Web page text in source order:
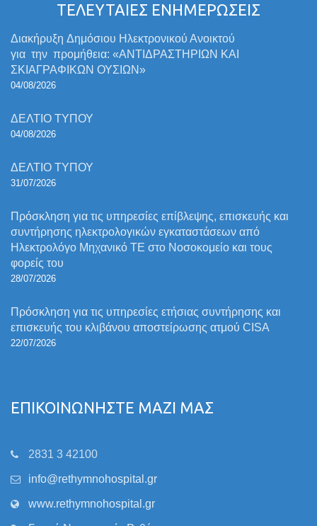
ΤΕΛΕΥΤΑΙΕΣ ΕΝΗΜΕΡΩΣΕΙΣ
Διακήρυξη Δημόσιου Ηλεκτρονικού Ανοικτού
για την προμήθεια: «ΑΝΤΙΔΡΑΣΤΗΡΙΩΝ ΚΑΙ
ΣΚΙΑΓΡΑΦΙΚΩΝ ΟΥΣΙΩΝ»
04/08/2026
ΔΕΛΤΙΟ ΤΥΠΟΥ
04/08/2026
ΔΕΛΤΙΟ ΤΥΠΟΥ
31/07/2026
Πρόσκληση για τις υπηρεσίες επίβλεψης, επισκευής και
συντήρησης ηλεκτρολογικών εγκαταστάσεων από
Ηλεκτρολόγο Μηχανικό ΤΕ στο Νοσοκομείο και τους
φορείς του
28/07/2026
Πρόσκληση για τις υπηρεσίες ετήσιας συντήρησης και
επισκευής του κλιβάνου αποστείρωσης ατμού CISA
22/07/2026
ΕΠΙΚΟΙΝΩΝΗΣΤΕ ΜΑΖΙ ΜΑΣ
2831 3 42100
info@rethymnohospital.gr
www.rethymnohospital.gr